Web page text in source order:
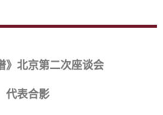
》北京第二次座谈会
代表合影